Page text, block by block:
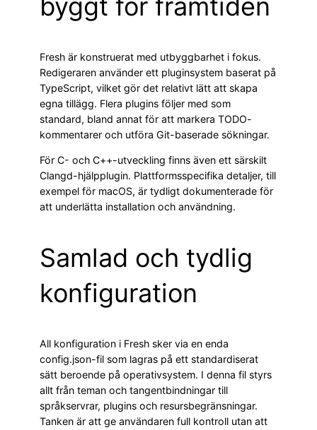
byggt för framtiden
Fresh är konstruerat med utbyggbarhet i fokus.
Redigeraren använder ett pluginsystem baserat på
TypeScript, vilket gör det relativt lätt att skapa
egna tillägg. Flera plugins följer med som
standard, bland annat för att markera TODO-
kommentarer och utföra Git-baserade sökningar.
För C- och C++-utveckling finns även ett särskilt
Clangd-hjälpplugin. Plattformsspecifika detaljer, till
exempel för macOS, är tydligt dokumenterade för
att underlätta installation och användning.
Samlad och tydlig
konfiguration
All konfiguration i Fresh sker via en enda
config.json-fil som lagras på ett standardiserat
sätt beroende på operativsystem. I denna fil styrs
allt från teman och tangentbindningar till
språkservrar, plugins och resursbegränsningar.
Tanken är att ge användaren full kontroll utan att